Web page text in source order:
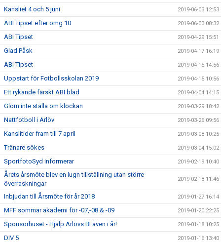
Kansliet 4 och 5 juni 2019-06-03 12:53
ABI Tipset efter omg 10 2019-06-03 08:32
ABI Tipset 2019-04-29 15:51
Glad Påsk 2019-04-17 16:19
ABI Tipset 2019-04-15 14:56
Uppstart för Fotbollsskolan 2019 2019-04-15 10:56
Ett rykande färskt ABI blad 2019-04-04 14:15
Glöm inte ställa om klockan 2019-03-29 18:42
Nattfotboll i Arlöv 2019-03-26 09:56
Kanslitider fram till 7 april 2019-03-08 10:25
Tränare sökes 2019-03-04 15:02
SportfotoSyd informerar 2019-02-19 10:40
Årets årsmöte blev en lugn tillställning utan större
överraskningar
2019-02-18 11:46
Inbjudan till Årsmöte för år 2018 2019-01-27 16:14
MFF sommar akademi för -07,-08 & -09 2019-01-20 22:25
Sponsorhuset - Hjälp Arlövs BI även i år! 2019-01-18 10:25
DIV 5 2019-01-16 13:40